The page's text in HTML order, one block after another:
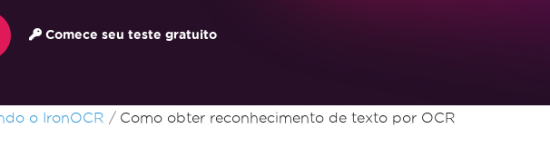
Comece seu teste gratuito
o IronOCR Como obter reconhecimento de texto por OCR